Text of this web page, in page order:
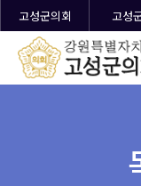
고성군의회 고성